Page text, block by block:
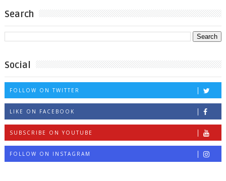
Search
Social
FOLLOW ON TWITTER
LIKE ON FACEBOOK
SUBSCRIBE ON YOUTUBE
FOLLOW ON INSTAGRAM